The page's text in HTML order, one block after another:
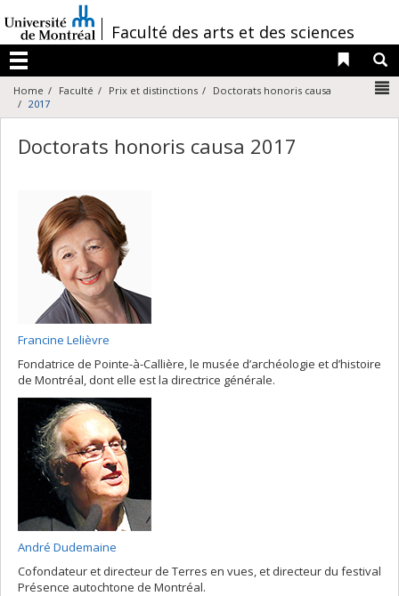
au
contenu
/Faculté des arts et des sciences
Menu
Liens
Home Faculté Prix et distinctions
Doctorats honoris causa
2017
Doctorats honoris causa 2017
Francine Lelièvre
Fondatrice de Pointe-à-Callière, le musée d’archéologie et d’histoire
de Montréal, dont elle est la directrice générale.
André Dudemaine
Cofondateur et directeur de Terres en vues, et directeur du festival
Présence autochtone de Montréal.